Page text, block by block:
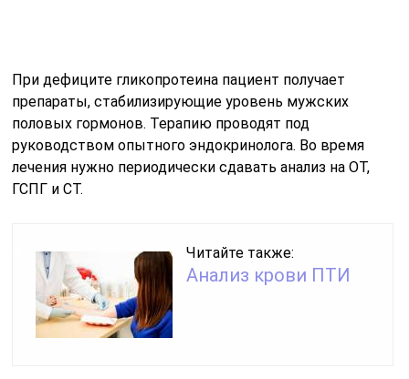
При дефиците гликопротеина пациент получает
препараты, стабилизирующие уровень мужских
половых гормонов. Терапию проводят под
руководством опытного эндокринолога. Во время
лечения нужно периодически сдавать анализ на ОТ,
ГСПГ и СТ.
Читайте также:
Анализ крови ПТИ